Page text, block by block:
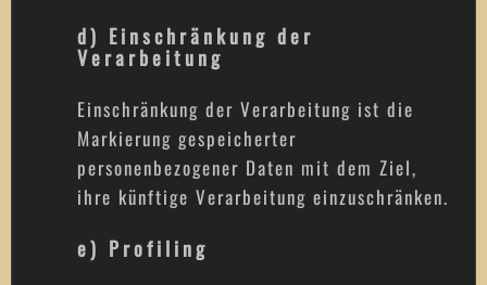
d) Einschränkung der
Verarbeitung
Einschränkung der Verarbeitung ist die
Markierung gespeicherter
personenbezogener Daten mit dem Ziel,
ihre künftige Verarbeitung einzuschränken.
e) Profiling